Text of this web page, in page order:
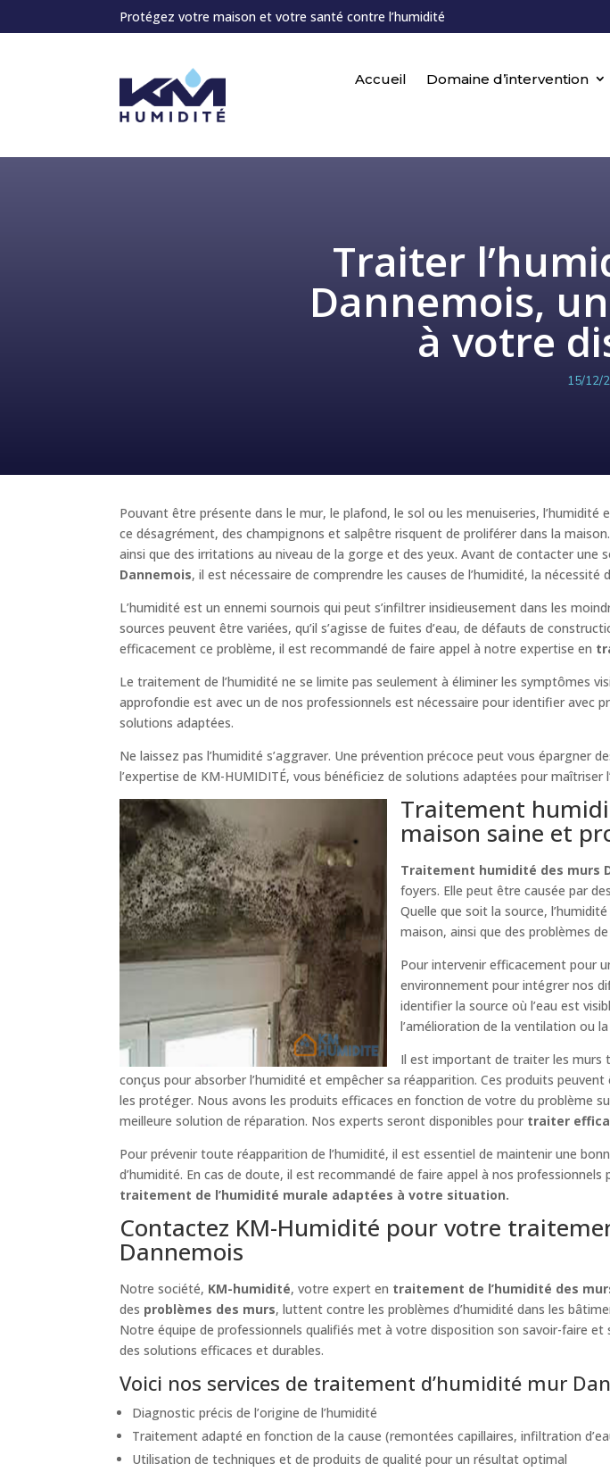
Protégez votre maison et votre santé contre l’humidité
Accueil Domaine d’intervention
Traiter
Dannemois,
à votre
15/12/
Pouvant être présente dans le mur, le plafond, le sol ou les menuiseries,
ce désagrément, des champignons et salpêtre risquent de proliférer dans la
ainsi que des irritations au niveau de la gorge et des yeux. Avant de contacter une
Dannemois, il est nécessaire de comprendre les causes de l’humidité, la
L’humidité est un ennemi sournois qui peut s’infiltrer insidieusement dans les
sources peuvent être variées, qu’il s’agisse de fuites d’eau, de défauts de
efficacement ce problème, il est recommandé de faire appel à notre expertise en
Le traitement de l’humidité ne se limite pas seulement à éliminer les symptômes
approfondie est avec un de nos professionnels est nécessaire pour identifier avec
solutions adaptées.
Ne laissez pas l’humidité s’aggraver. Une prévention précoce peut vous
l’expertise de KM-HUMIDITÉ, vous bénéficiez de solutions adaptées pour
Traitement
maison saine et
Traitement humidité des murs
foyers. Elle peut être causée par
Quelle que soit la source,
maison, ainsi que des problèmes
Pour intervenir efficacement pour
environnement pour intégrer nos
identifier la source où l’eau est
l’amélioration de la ventilation ou
Il est important de traiter les murs
conçus pour absorber l’humidité et empêcher sa réapparition. Ces produits
les protéger. Nous avons les produits efficaces en fonction de votre du problème
meilleure solution de réparation. Nos experts seront disponibles pour traiter
Pour prévenir toute réapparition de l’humidité, il est essentiel de maintenir une
d’humidité. En cas de doute, il est recommandé de faire appel à nos
traitement de l’humidité murale adaptées à votre situation.
Contactez KM-Humidité pour votre
Dannemois
Notre société, KM-humidité, votre expert en traitement de l’humidité des
des problèmes des murs, luttent contre les problèmes d’humidité dans les
Notre équipe de professionnels qualifiés met à votre disposition son savoir-faire
des solutions efficaces et durables.
Voici nos services de traitement d’humidité mur
Diagnostic précis de l’origine de l’humidité
Traitement adapté en fonction de la cause (remontées capillaires, infiltration
Utilisation de techniques et de produits de qualité pour un résultat optimal